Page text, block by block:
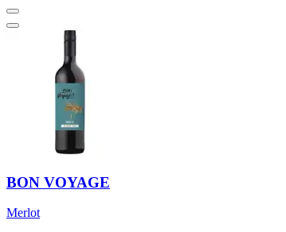
BON VOYAGE
Merlot